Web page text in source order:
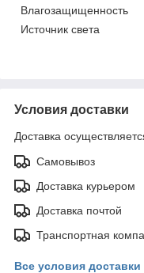
Влагозащищенность
Источник света
Условия доставки
Доставка
Самовывоз
Доставка курьером
Доставка почтой
Транспортная
Все условия доставки